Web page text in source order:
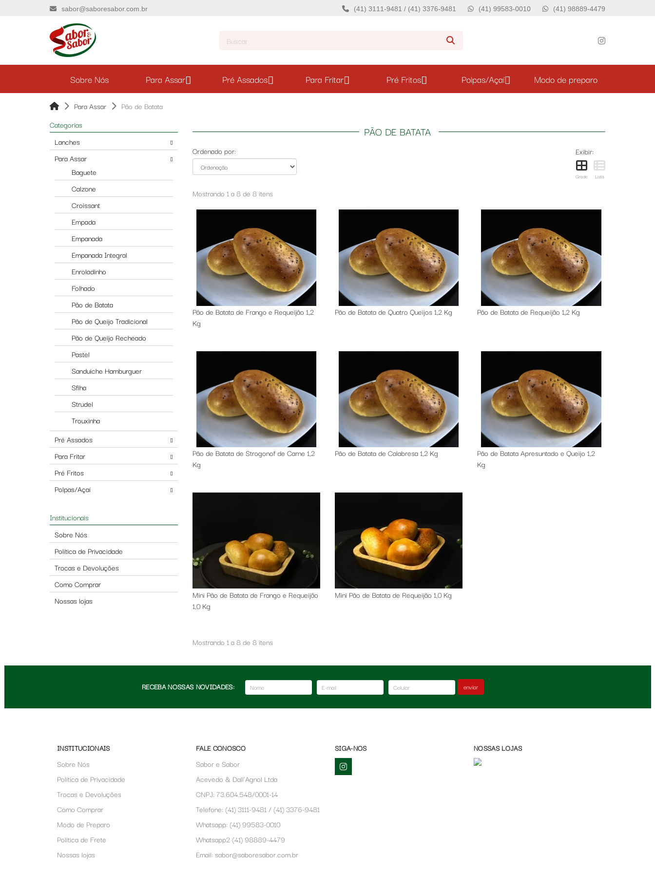
sabor@saboresabor.com.br (41) 3111-9481 / (41) 3376-9481 (41) 99583-0010 (41) 98889-4479
Sobre Nós Para Assar Pré Assados Para Fritar Pré Fritos Polpas/Açaí Modo de preparo
Para Assar
Pão de Batata
Categorias
Lanches
Para Assar
Baguete
Calzone
Croissant
Empada
Empanada
Empanada Integral
Enroladinho
Folhado
Pão de Batata
Pão de Queijo Tradicional
Pão de Queijo Recheado
Pastel
Sanduiche Hamburguer
Sfiha
Strudel
Trouxinha
Pré Assados
Para Fritar
Pré Fritos
Polpas/Açaí
Institucionais
Sobre Nós
Política de Privacidade
Trocas e Devoluções
Como Comprar
Nossas lojas
PÃO DE BATATA
Exibir:
Grade Lista
Ordenado por:
Mostrando 1 a 8 de 8 itens
Pão de Batata de Frango e Requeijão 1,2
Kg
Pão de Batata de Quatro Queijos 1,2 Kg Pão de Batata de Requeijão 1,2 Kg
Pão de Batata de Strogonof de Carne 1,2
Kg
Pão de Batata de Calabresa 1,2 Kg
Pão de Batata Apresuntado e Queijo 1,2
Kg
Mini Pão de Batata de Frango e Requeijão
1,0 Kg
Mini Pão de Batata de Requeijão 1,0 Kg
Mostrando 1 a 8 de 8 itens
RECEBA NOSSAS NOVIDADES: enviar
INSTITUCIONAIS
Sobre Nós
Política de Privacidade
Trocas e Devoluções
Como Comprar
Modo de Preparo
Política de Frete
Nossas lojas
FALE CONOSCO
Sabor e Sabor
Acevedo & Dall'Agnol Ltda
CNPJ: 73.604.548/0001-14
Telefone: (41) 3111-9481 / (41) 3376-9481
Whatsapp: (41) 99583-0010
Whatsapp2(41) 98889-4479
Email: sabor@saboresabor.com.br
SIGA-NOS NOSSAS LOJAS